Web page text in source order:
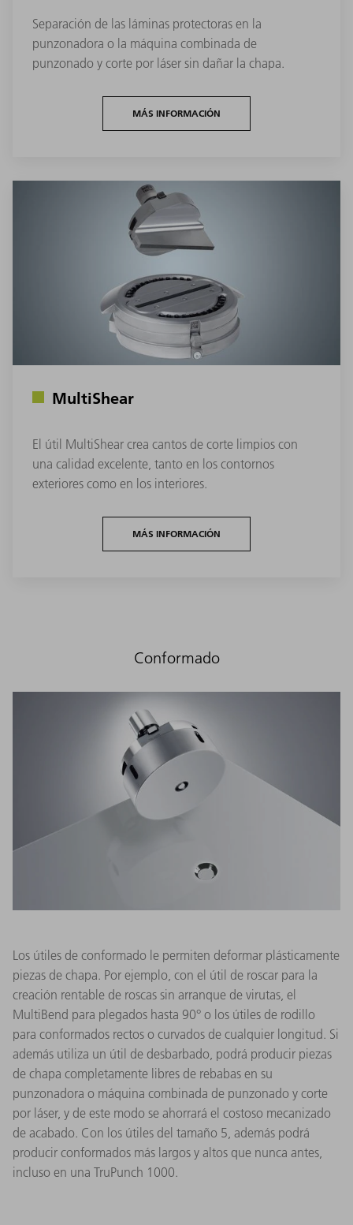
Separación de las láminas protectoras en la
punzonadora o la máquina combinada de
punzonado y corte por láser sin dañar la chapa.
MÁS INFORMACIÓN
MultiShear
El útil MultiShear crea cantos de corte limpios con
una calidad excelente, tanto en los contornos
exteriores como en los interiores.
MÁS INFORMACIÓN
Conformado
Los útiles de conformado le permiten deformar plásticamente
piezas de chapa. Por ejemplo, con el útil de roscar para la
creación rentable de roscas sin arranque de virutas, el
MultiBend para plegados hasta 90° o los útiles de rodillo
para conformados rectos o curvados de cualquier longitud. Si
además utiliza un útil de desbarbado, podrá producir piezas
de chapa completamente libres de rebabas en su
punzonadora o máquina combinada de punzonado y corte
por láser, y de este modo se ahorrará el costoso mecanizado
de acabado. Con los útiles del tamaño 5, además podrá
producir conformados más largos y altos que nunca antes,
incluso en una TruPunch 1000.